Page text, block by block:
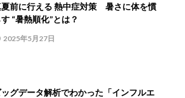
前に行える 熱中症対策 暑さに体を慣
す “暑熱順化”とは？
2025年5月27日
ッグデータ解析でわかった「インフルエ